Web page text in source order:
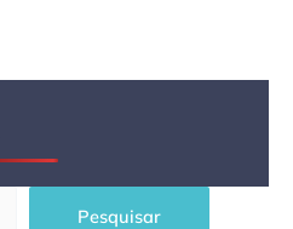
Pesquisar